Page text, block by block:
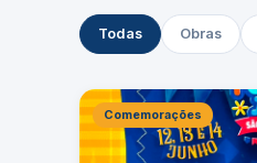
Todas Obras
Comemorações